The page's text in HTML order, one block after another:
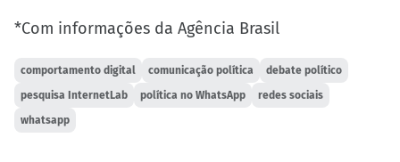
*Com informações da Agência Brasil
comportamento digital comunicação política debate político
pesquisa InternetLab política no WhatsApp redes sociais
whatsapp